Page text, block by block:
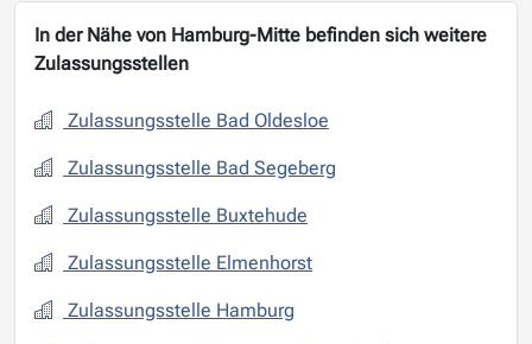
In der Nähe von Hamburg-Mitte befinden sich weitere
Zulassungsstellen
Zulassungsstelle Bad Oldesloe
Zulassungsstelle Bad Segeberg
Zulassungsstelle Buxtehude
Zulassungsstelle Elmenhorst
Zulassungsstelle Hamburg